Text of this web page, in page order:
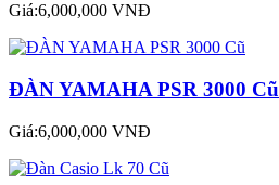
Giá:6,000,000 VNĐ
ĐÀN YAMAHA PSR 3000 Cũ
Giá:6,000,000 VNĐ